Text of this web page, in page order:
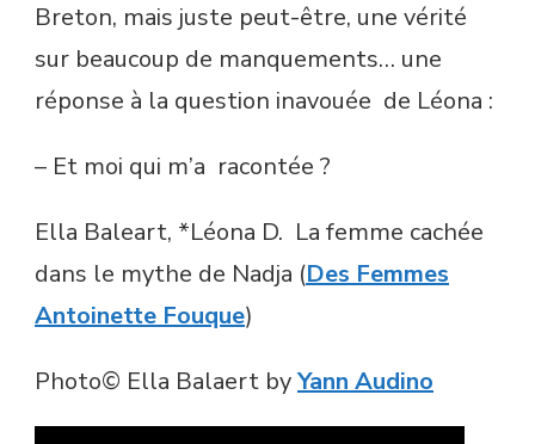
Breton, mais juste peut-être, une vérité
sur beaucoup de manquements… une
réponse à la question inavouée de Léona :
– Et moi qui m’a racontée ?
Ella Baleart, *Léona D. La femme cachée
dans le mythe de Nadja (Des Femmes
Antoinette Fouque)
Photo© Ella Balaert byYann Audino